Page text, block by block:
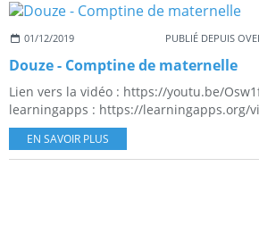
01/12/2019 PUBLIÉ DEPUIS
Douze - Comptine de maternelle
Lien vers la vidéo : https://youtu.be/
learningapps : https://learningapps.org/
EN SAVOIR PLUS